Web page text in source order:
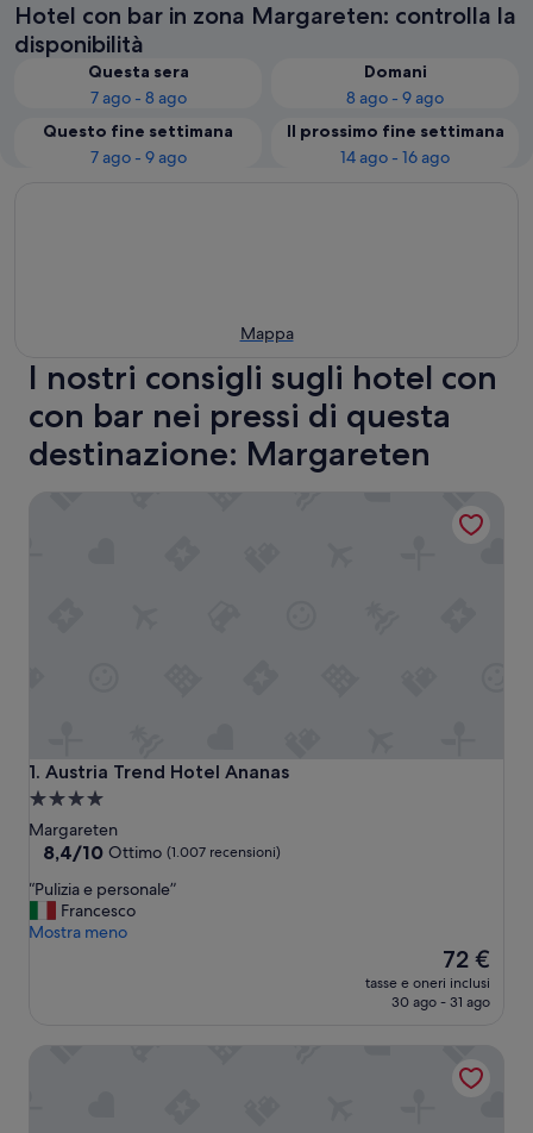
Hotel con bar in zona Margareten: controlla la
disponibilità
Questa sera
7 ago - 8 ago
Domani
8 ago - 9 ago
Questo fine settimana
7 ago - 9 ago
Il prossimo fine settimana
14 ago - 16 ago
Mappa
I nostri consigli sugli hotel con
con bar nei pressi di questa
destinazione: Margareten
1. Austria Trend Hotel Ananas
Austria Trend Hotel Ananas
Struttura
a
4.0
Margareten
8.4
10,
Ottimo,
(1.007
8,4/10 Ottimo (1.007 recensioni)
“
u
“Pulizia e personale”
Francesco
Mostra meno
Il
prezzo
attuale
72 €
tasse e oneri inclusi
30 ago - 31 ago
Max Brown Hotel 5th District, part of Sircle Collection